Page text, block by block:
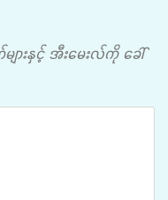
ားနှင့် အီးမေးလ်ကို ခေါ်